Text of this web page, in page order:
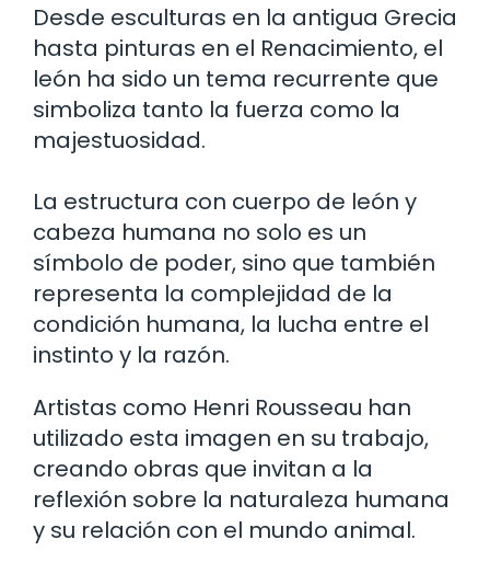
Desde esculturas en la antigua Grecia
hasta pinturas en el Renacimiento, el
león ha sido un tema recurrente que
simboliza tanto la fuerza como la
majestuosidad.
La estructura con cuerpo de león y
cabeza humana no solo es un
símbolo de poder, sino que también
representa la complejidad de la
condición humana, la lucha entre el
instinto y la razón.
Artistas como Henri Rousseau han
utilizado esta imagen en su trabajo,
creando obras que invitan a la
reflexión sobre la naturaleza humana
y su relación con el mundo animal.